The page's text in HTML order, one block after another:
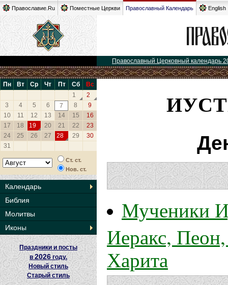
Православие.Ru Поместные Церкви Православный Календарь English
Православный Церковный календарь
Пн Вт Ср Чт Пт Сб
Вс
1
2
3
4 5 6 7 8
9
10
11 12 13 14 15
16
17
18 19 20 21 22
23
24
25 26 27 28 29
30
31
Ст. ст.
Нов. ст.
Календарь
Библия
Молитвы
Иконы
Праздники и посты
в2026 году.
Новый стиль
Старый стиль
Мученики
Иеракс,
Харита